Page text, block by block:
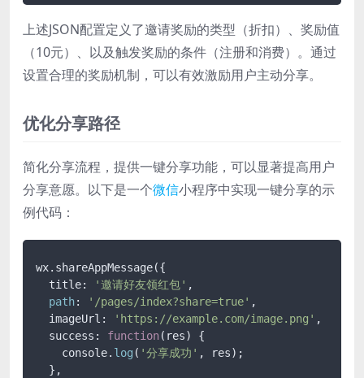
上述JSON配置定义了邀请奖励的类型（折扣）、奖励值
（10元）、以及触发奖励的条件（注册和消费）。通过
设置合理的奖励机制，可以有效激励用户主动分享。
优化分享路径
简化分享流程，提供一键分享功能，可以显著提高用户
分享意愿。以下是一个微信小程序中实现一键分享的示
例代码：
wx.shareAppMessage({
  title:
'邀请好友领红包' ,
path: '/pages/index?share=true' ,
  imageUrl:
'https://example.com/image.png' ,
  success:
function(res)
{
    console.
log ( '分享成功' , res);
  },